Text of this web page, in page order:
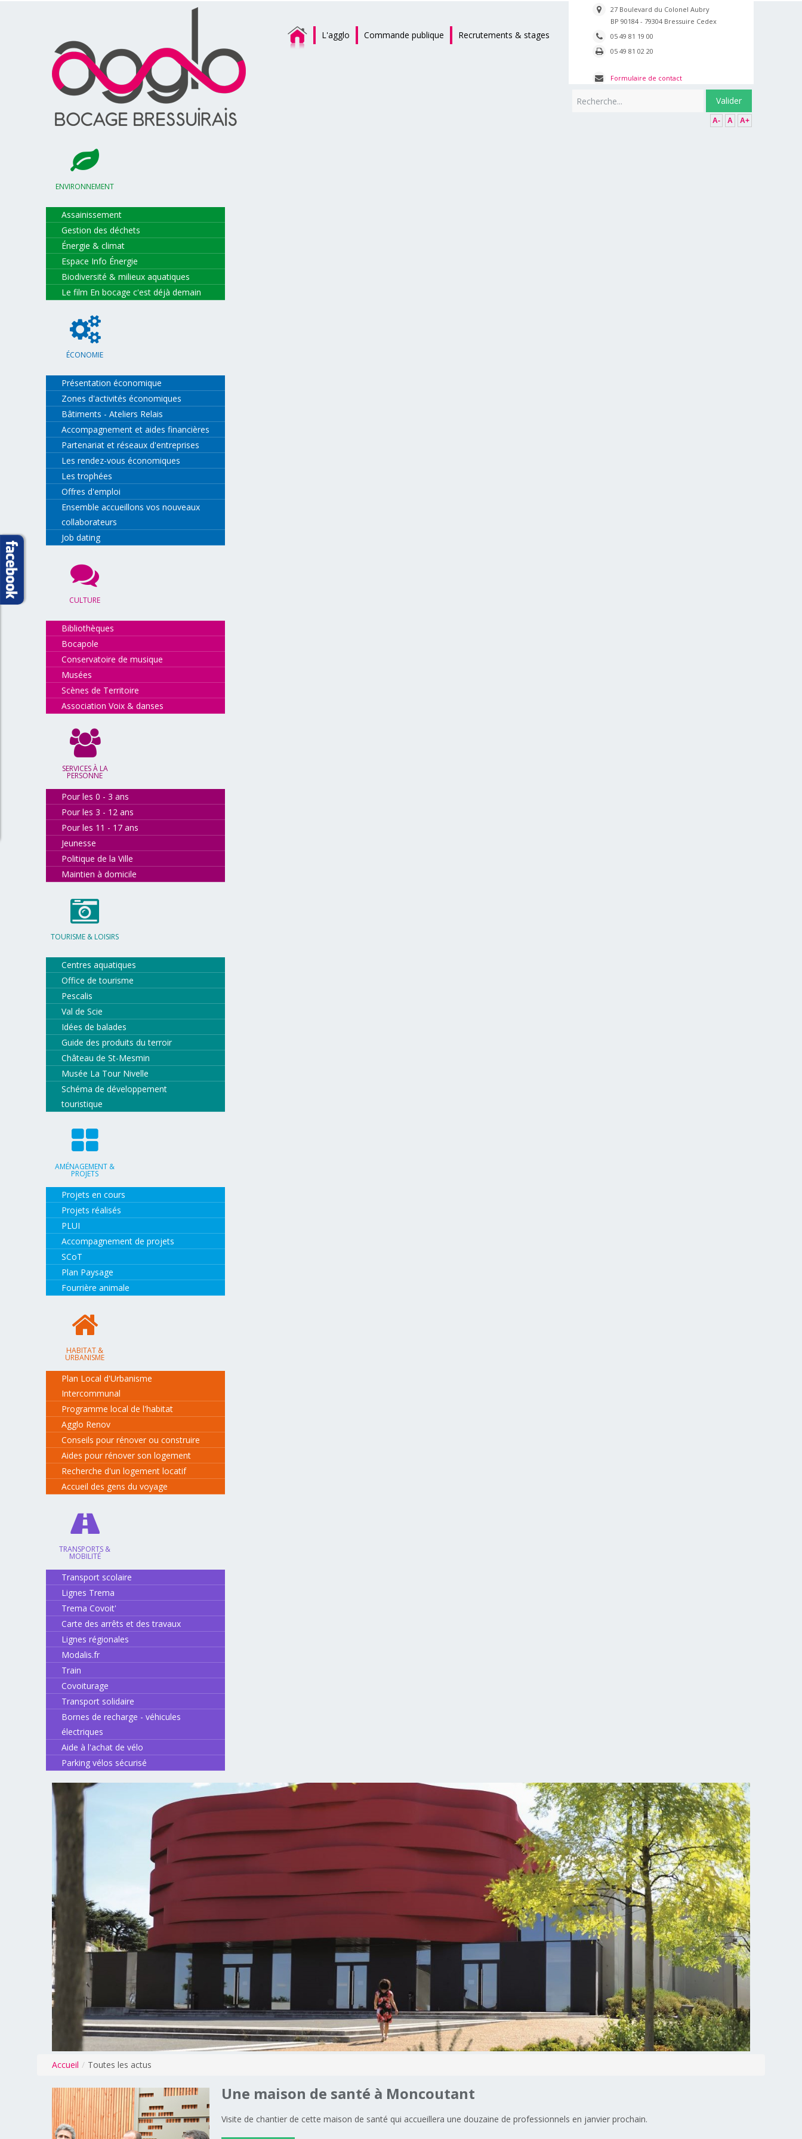
A- A A+
Valider
27 Boulevard du Colonel Aubry
BP 90184 - 79304 Bressuire Cedex
05 49 81 19 00
05 49 81 02 20
Formulaire de contact
L'agglo Commande publique Recrutements & stages
ENVIRONNEMENT
Assainissement
Gestion des déchets
Énergie & climat
Espace Info Énergie
Biodiversité & milieux aquatiques
Le film En bocage c'est déjà demain
ÉCONOMIE
Présentation économique
Zones d'activités économiques
Bâtiments - Ateliers Relais
Accompagnement et aides financières
Partenariat et réseaux d'entreprises
Les rendez-vous économiques
Les trophées
Offres d'emploi
Ensemble accueillons vos nouveaux
collaborateurs
Job dating
CULTURE
Bibliothèques
Bocapole
Conservatoire de musique
Musées
Scènes de Territoire
Association Voix & danses
SERVICES À LA
PERSONNE
Pour les 0 - 3 ans
Pour les 3 - 12 ans
Pour les 11 - 17 ans
Jeunesse
Politique de la Ville
Maintien à domicile
TOURISME & LOISIRS
Centres aquatiques
Office de tourisme
Pescalis
Val de Scie
Idées de balades
Guide des produits du terroir
Château de St-Mesmin
Musée La Tour Nivelle
Schéma de développement
touristique
AMÉNAGEMENT &
PROJETS
Projets en cours
Projets réalisés
PLUI
Accompagnement de projets
SCoT
Plan Paysage
Fourrière animale
HABITAT &
URBANISME
Plan Local d'Urbanisme
Intercommunal
Programme local de l'habitat
Agglo Renov
Conseils pour rénover ou construire
Aides pour rénover son logement
Recherche d'un logement locatif
Accueil des gens du voyage
TRANSPORTS &
MOBILITÉ
Transport scolaire
Lignes Trema
Trema Covoit'
Carte des arrêts et des travaux
Lignes régionales
Modalis.fr
Train
Covoiturage
Transport solidaire
Bornes de recharge - véhicules
électriques
Aide à l'achat de vélo
Parking vélos sécurisé
Accueil / Toutes les actus
Une maison de santé à Moncoutant
Visite de chantier de cette maison de santé qui accueillera une douzaine de professionnels en janvier prochain.